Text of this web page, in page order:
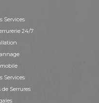
Services
24/7
Services
de Serrures